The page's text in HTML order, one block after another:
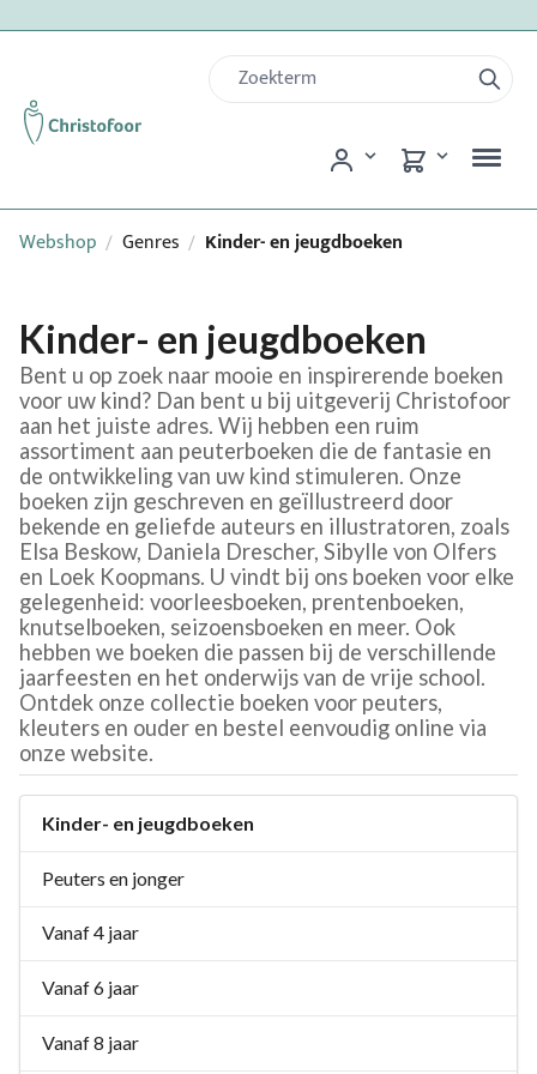
Webshop / Genres / Kinder- en jeugdboeken
Kinder- en jeugdboeken
Bent u op zoek naar mooie en inspirerende boeken
voor uw kind? Dan bent u bij uitgeverij Christofoor
aan het juiste adres. Wij hebben een ruim
assortiment aan peuterboeken die de fantasie en
de ontwikkeling van uw kind stimuleren. Onze
boeken zijn geschreven en geïllustreerd door
bekende en geliefde auteurs en illustratoren, zoals
Elsa Beskow, Daniela Drescher, Sibylle von Olfers
en Loek Koopmans. U vindt bij ons boeken voor elke
gelegenheid: voorleesboeken, prentenboeken,
knutselboeken, seizoensboeken en meer. Ook
hebben we boeken die passen bij de verschillende
jaarfeesten en het onderwijs van de vrije school.
Ontdek onze collectie boeken voor peuters,
kleuters en ouder en bestel eenvoudig online via
onze website.
Kinder- en jeugdboeken
Peuters en jonger
Vanaf 4 jaar
Vanaf 6 jaar
Vanaf 8 jaar